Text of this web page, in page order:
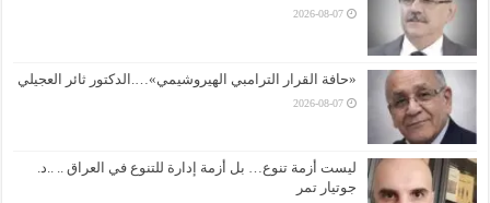
2026-08-07
«حافة القرار الترامبي الهيروشيمي»….الدكتور ثائر العجيلي
2026-08-07
ليست أزمة تنوع… بل أزمة إدارة للتنوع في العراق .. ..د.
جوتيار تمر